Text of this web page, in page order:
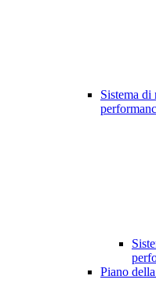
Sistema di
Piano